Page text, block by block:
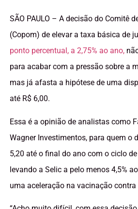
SÃO PAULO – A decisão do Comitê
(Copom) de elevar a taxa básica de
ponto percentual, a 2,75% ao ano,
para acabar com a pressão sobre a
mas já afasta a hipótese de uma
até R$ 6,00.
Essa é a opinião de analistas como
Wagner Investimentos, para quem o
5,20 até o final do ano com o ciclo
levando a Selic a pelo menos 4,5%
uma aceleração na vacinação